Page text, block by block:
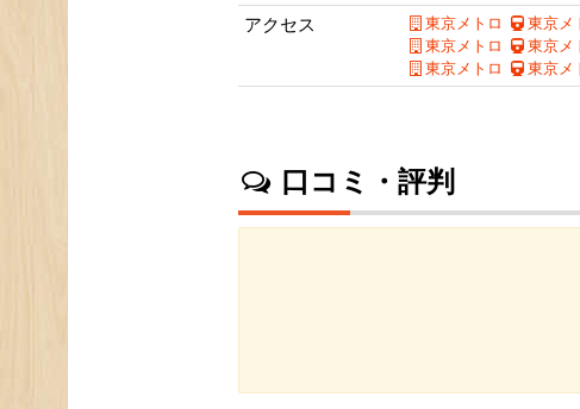
アクセス
東京メトロ 東京メ
東京メトロ
東京メ
東京メトロ
東京メ
口コミ・評判